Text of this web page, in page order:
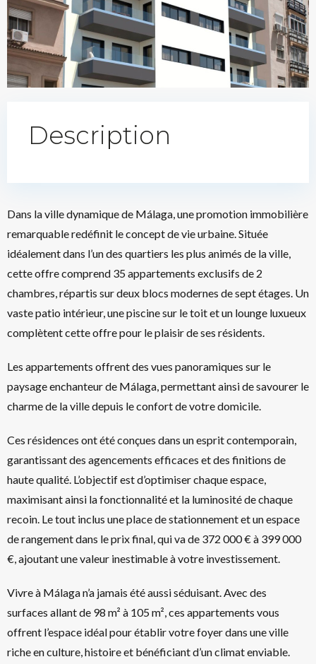
Description
Dans la ville dynamique de Málaga, une promotion immobilière
remarquable redéfinit le concept de vie urbaine. Située
idéalement dans l’un des quartiers les plus animés de la ville,
cette offre comprend 35 appartements exclusifs de 2
chambres, répartis sur deux blocs modernes de sept étages. Un
vaste patio intérieur, une piscine sur le toit et un lounge luxueux
complètent cette offre pour le plaisir de ses résidents.
Les appartements offrent des vues panoramiques sur le
paysage enchanteur de Málaga, permettant ainsi de savourer le
charme de la ville depuis le confort de votre domicile.
Ces résidences ont été conçues dans un esprit contemporain,
garantissant des agencements efficaces et des finitions de
haute qualité. L’objectif est d’optimiser chaque espace,
maximisant ainsi la fonctionnalité et la luminosité de chaque
recoin. Le tout inclus une place de stationnement et un espace
de rangement dans le prix final, qui va de 372 000 € à 399 000
€, ajoutant une valeur inestimable à votre investissement.
Vivre à Málaga n’a jamais été aussi séduisant. Avec des
surfaces allant de 98 m² à 105 m², ces appartements vous
offrent l’espace idéal pour établir votre foyer dans une ville
riche en culture, histoire et bénéficiant d’un climat enviable.